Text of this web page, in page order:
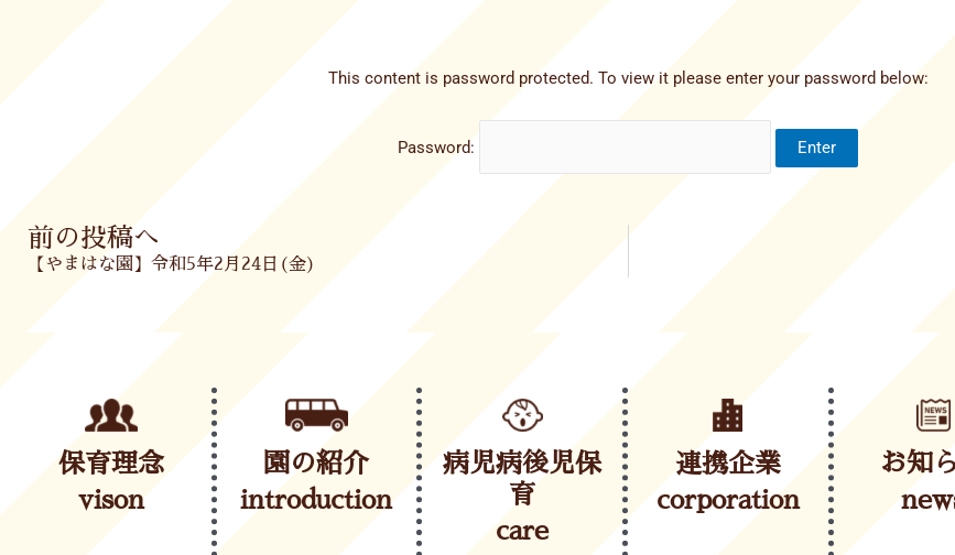
This content is password protected. To view it please enter your password below:
Password:
Prev
前の投稿へ
【やまはな園】令和5年2月24日(金)
保育理念
vison
園の紹介
introduction
病児病後児保
育
care
連携企業
corporation
お知